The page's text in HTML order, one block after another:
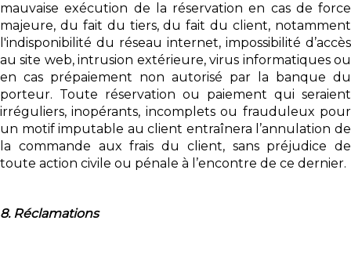
mauvaise exécution de la réservation en cas de force
majeure, du fait du tiers, du fait du client, notamment
l'indisponibilité du réseau internet, impossibilité d’accès
au site web, intrusion extérieure, virus informatiques ou
en cas prépaiement non autorisé par la banque du
porteur. Toute réservation ou paiement qui seraient
irréguliers, inopérants, incomplets ou frauduleux pour
un motif imputable au client entraînera l’annulation de
la commande aux frais du client, sans préjudice de
toute action civile ou pénale à l’encontre de ce dernier.
8. Réclamations